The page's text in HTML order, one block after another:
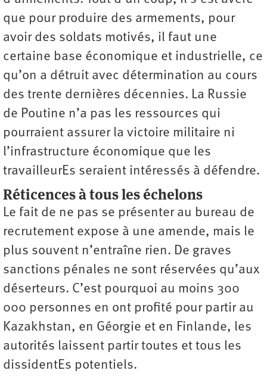
que pour produire des armements, pour
avoir des soldats motivés, il faut une
certaine base économique et industrielle, ce
qu’on a détruit avec détermination au cours
des trente dernières décennies. La Russie
de Poutine n’a pas les ressources qui
pourraient assurer la victoire militaire ni
l’infrastructure économique que les
travailleurEs seraient intéressés à défendre.
Réticences à tous les échelons
Le fait de ne pas se présenter au bureau de
recrutement expose à une amende, mais le
plus souvent n’entraîne rien. De graves
sanctions pénales ne sont réservées qu’aux
déserteurs. C’est pourquoi au moins 300
000 personnes en ont profité pour partir au
Kazakhstan, en Géorgie et en Finlande, les
autorités laissent partir toutes et tous les
dissidentEs potentiels.